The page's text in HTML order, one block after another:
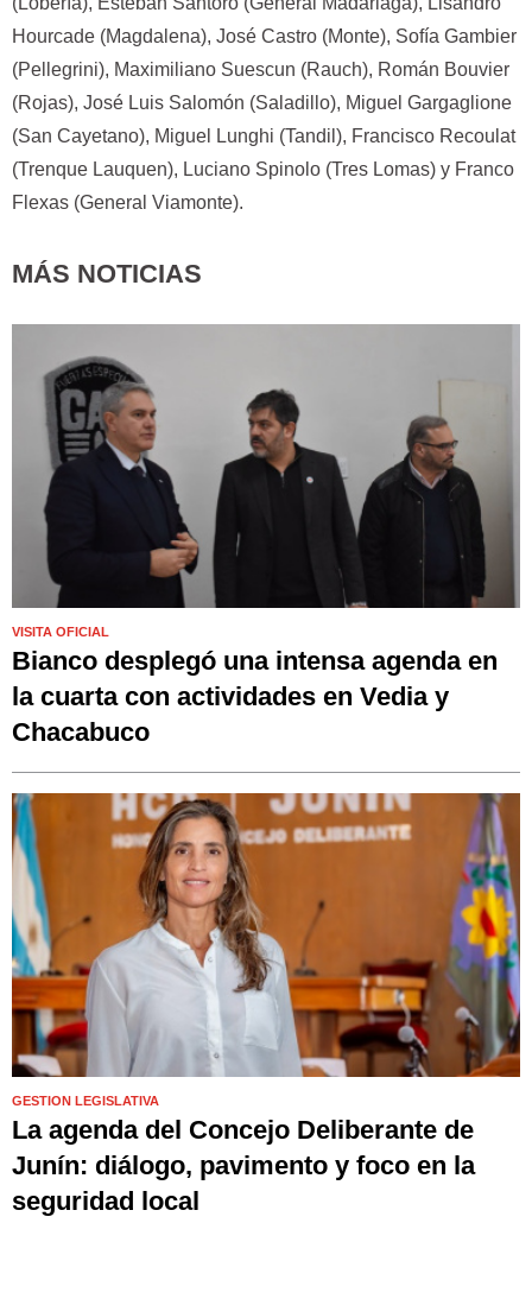
Hourcade (Magdalena), José Castro (Monte), Sofía Gambier
(Pellegrini), Maximiliano Suescun (Rauch), Román Bouvier
(Rojas), José Luis Salomón (Saladillo), Miguel Gargaglione
(San Cayetano), Miguel Lunghi (Tandil), Francisco Recoulat
(Trenque Lauquen), Luciano Spinolo (Tres Lomas) y Franco
Flexas (General Viamonte).
MÁS NOTICIAS
VISITA OFICIAL
Bianco desplegó una intensa agenda en
la cuarta con actividades en Vedia y
Chacabuco
GESTION LEGISLATIVA
La agenda del Concejo Deliberante de
Junín: diálogo, pavimento y foco en la
seguridad local